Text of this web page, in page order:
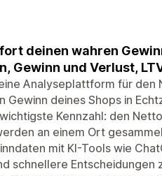
deinen wahren
Gewinn und Verlust,
Analyseplattform für den
Gewinn deines Shops in
Kennzahl: den
an einem Ort
mit KI-Tools wie
schnellere